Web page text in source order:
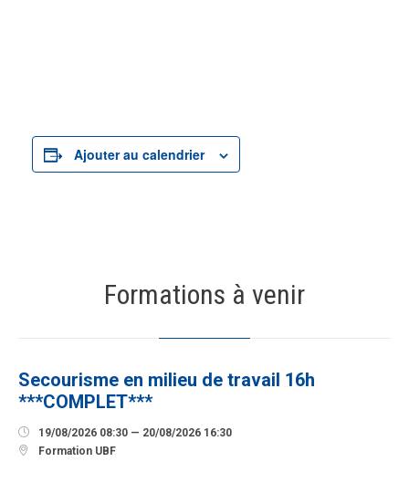
Ajouter au calendrier
Formations à venir
Secourisme en milieu de travail 16h
***COMPLET***
 19/08/2026 08:30 — 20/08/2026 16:30
 Formation UBF